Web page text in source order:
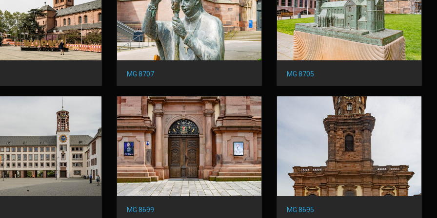
MG 8707 MG 8705
MG 8699 MG 8695